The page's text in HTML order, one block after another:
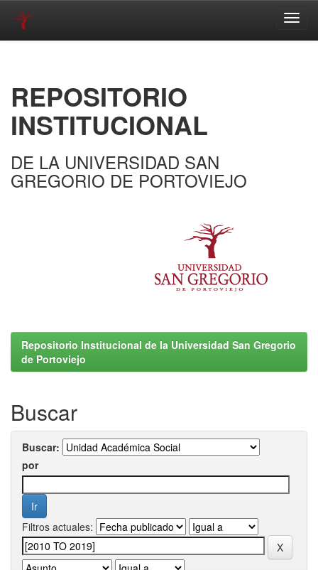
REPOSITORIO
INSTITUCIONAL
DE LA UNIVERSIDAD SAN
GREGORIO DE PORTOVIEJO
Repositorio Institucional de la Universidad San Gregorio
de Portoviejo
Buscar
Buscar:
por
Filtros actuales: